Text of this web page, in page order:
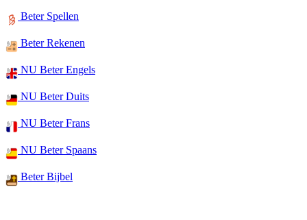
Beter Spellen
Beter Rekenen
NU Beter Engels
NU Beter Duits
NU Beter Frans
NU Beter Spaans
Beter Bijbel